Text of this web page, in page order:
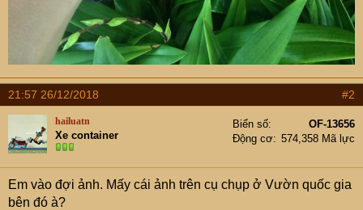
21:57 26/12/2018 #2
hailuatn
Xe container
Biển số
OF-13656
Động cơ
574,358 Mã lực
Em vào đợi ảnh. Mấy cái ảnh trên cụ chụp ở Vườn quốc gia
bên đó à?